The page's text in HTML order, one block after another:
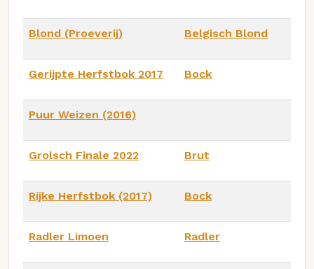
Blond (Proeverij) Belgisch Blond
Gerijpte Herfstbok 2017 Bock
Puur Weizen (2016)
Grolsch Finale 2022 Brut
Rijke Herfstbok (2017) Bock
Radler Limoen Radler